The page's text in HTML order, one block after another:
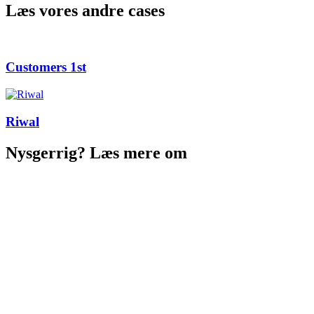
Læs vores andre cases
Customers 1st
Riwal
Nysgerrig? Læs mere om